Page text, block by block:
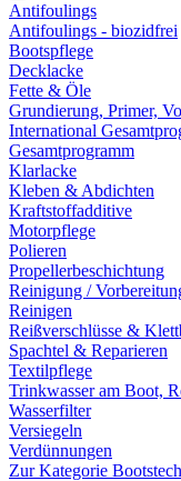
Antifoulings
Antifoulings - biozidfrei
Bootspflege
Decklacke
Fette & Öle
Grundierung, Primer,
International
Gesamtprogramm
Klarlacke
Kleben & Abdichten
Kraftstoffadditive
Motorpflege
Polieren
Propellerbeschichtung
Reinigung /
Reinigen
Reißverschlüsse &
Spachtel & Reparieren
Textilpflege
Trinkwasser am Boot,
Wasserfilter
Versiegeln
Verdünnungen
Zur Kategorie